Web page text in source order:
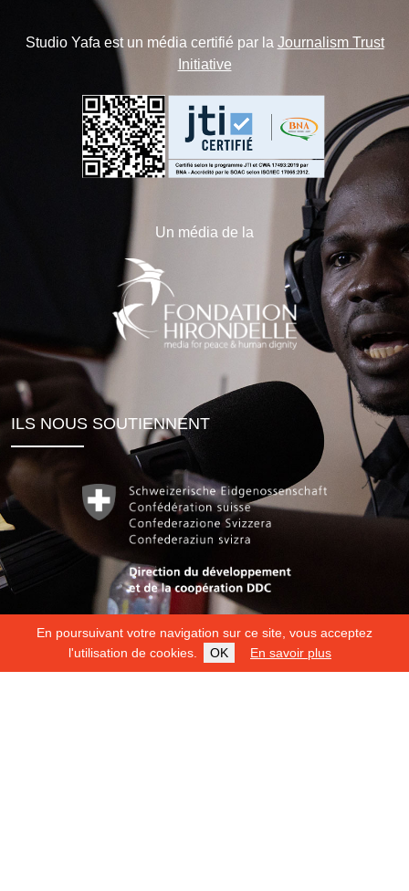
En poursuivant votre navigation sur ce site, vous acceptez
l'utilisation de cookies.
OK En savoir plus
Studio Yafa est un média certifié par la Journalism Trust
Initiative
Un média de la
ILS NOUS SOUTIENNENT